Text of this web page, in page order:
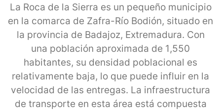
La Roca de la Sierra es un pequeño municipio
en la comarca de Zafra-Río Bodión, situado en
la provincia de Badajoz, Extremadura. Con
una población aproximada de 1,550
habitantes, su densidad poblacional es
relativamente baja, lo que puede influir en la
velocidad de las entregas. La infraestructura
de transporte en esta área está compuesta